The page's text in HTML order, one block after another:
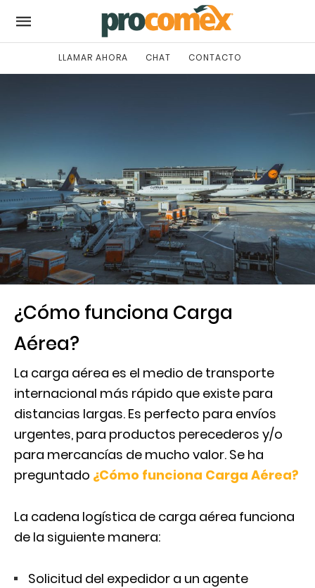
LLAMAR AHORA CHAT CONTACTO
¿Cómo funciona Carga
Aérea?
La carga aérea es el medio de transporte
internacional más rápido que existe para
distancias largas. Es perfecto para envíos
urgentes, para productos perecederos y/o
para mercancías de mucho valor. Se ha
preguntado ¿Cómo funciona Carga Aérea?
La cadena logística de carga aérea funciona
de la siguiente manera:
Solicitud del expedidor a un agente